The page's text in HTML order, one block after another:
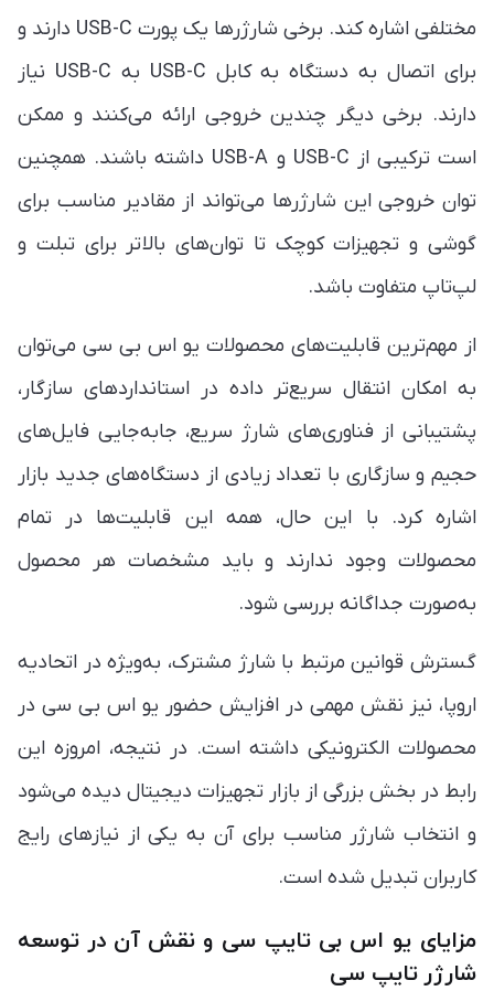
مختلفی اشاره کند. برخی شارژرها یک پورت USB-C دارند و
برای اتصال به دستگاه به کابل USB-C به USB-C نیاز
دارند. برخی دیگر چندین خروجی ارائه می‌کنند و ممکن
است ترکیبی از USB-C و USB-A داشته باشند. همچنین
توان خروجی این شارژرها می‌تواند از مقادیر مناسب برای
گوشی و تجهیزات کوچک تا توان‌های بالاتر برای تبلت و
لپ‌تاپ متفاوت باشد.
از مهم‌ترین قابلیت‌های محصولات یو اس بی سی می‌توان
به امکان انتقال سریع‌تر داده در استانداردهای سازگار،
پشتیبانی از فناوری‌های شارژ سریع، جابه‌جایی فایل‌های
حجیم و سازگاری با تعداد زیادی از دستگاه‌های جدید بازار
اشاره کرد. با این حال، همه این قابلیت‌ها در تمام
محصولات وجود ندارند و باید مشخصات هر محصول
به‌صورت جداگانه بررسی شود.
گسترش قوانین مرتبط با شارژ مشترک، به‌ویژه در اتحادیه
اروپا، نیز نقش مهمی در افزایش حضور یو اس بی سی در
محصولات الکترونیکی داشته است. در نتیجه، امروزه این
رابط در بخش بزرگی از بازار تجهیزات دیجیتال دیده می‌شود
و انتخاب شارژر مناسب برای آن به یکی از نیازهای رایج
کاربران تبدیل شده است.
مزایای یو اس بی تایپ سی و نقش آن در توسعه
شارژر تایپ سی